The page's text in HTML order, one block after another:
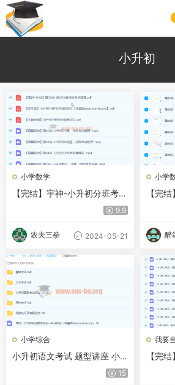
小升初
小学数学
【完结】宇神-小升初分班考冲
9.9
农夫三拳 2024-05-21
小学
【完
小升
醉
小学综合
小升初语文考试 题型讲座 小
学语文写作阅读常识28讲带讲
15
我要
【完